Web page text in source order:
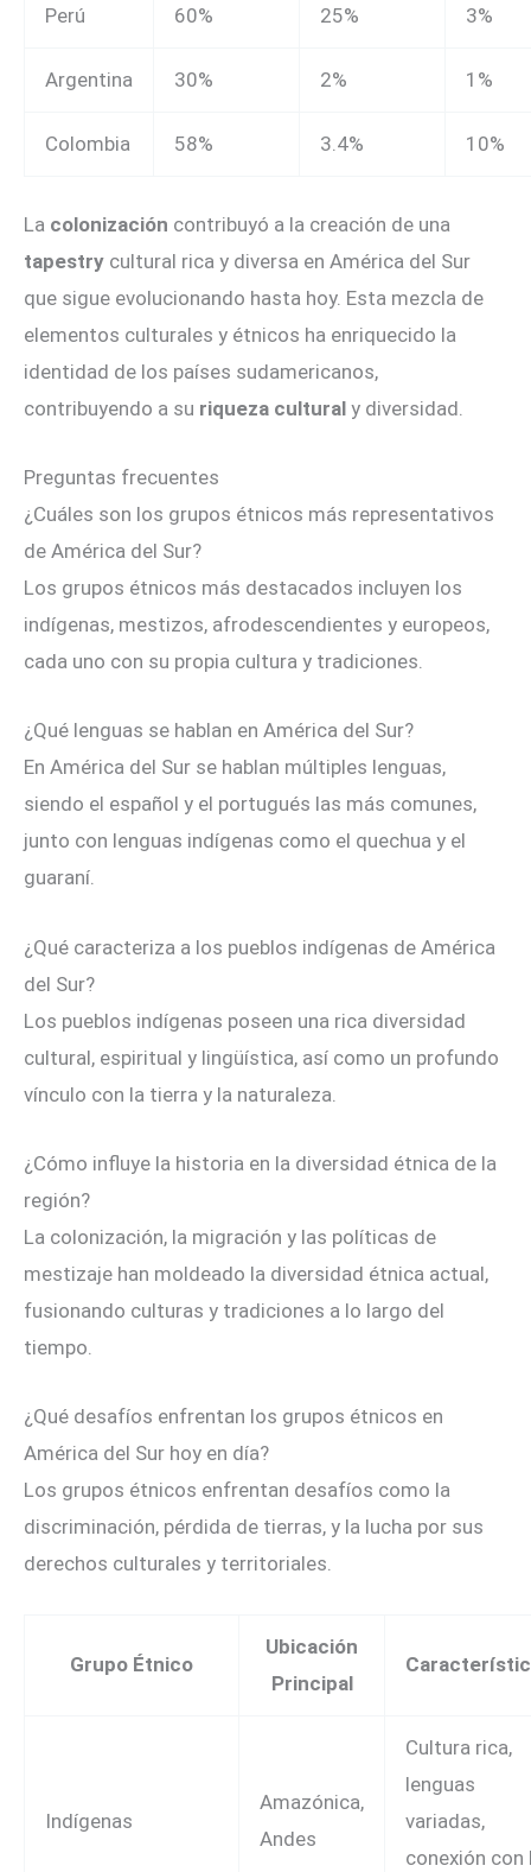
Perú 60% 25% 3%
Argentina 30% 2% 1%
Colombia 58% 3.4% 10%
La colonización contribuyó a la creación de una
tapestry cultural rica y diversa en América del Sur
que sigue evolucionando hasta hoy. Esta mezcla de
elementos culturales y étnicos ha enriquecido la
identidad de los países sudamericanos,
contribuyendo a su riqueza cultural y diversidad.
Preguntas frecuentes
¿Cuáles son los grupos étnicos más representativos
de América del Sur?
Los grupos étnicos más destacados incluyen los
indígenas, mestizos, afrodescendientes y europeos,
cada uno con su propia cultura y tradiciones.
¿Qué lenguas se hablan en América del Sur?
En América del Sur se hablan múltiples lenguas,
siendo el español y el portugués las más comunes,
junto con lenguas indígenas como el quechua y el
guaraní.
¿Qué caracteriza a los pueblos indígenas de América
del Sur?
Los pueblos indígenas poseen una rica diversidad
cultural, espiritual y lingüística, así como un profundo
vínculo con la tierra y la naturaleza.
¿Cómo influye la historia en la diversidad étnica de la
región?
La colonización, la migración y las políticas de
mestizaje han moldeado la diversidad étnica actual,
fusionando culturas y tradiciones a lo largo del
tiempo.
¿Qué desafíos enfrentan los grupos étnicos en
América del Sur hoy en día?
Los grupos étnicos enfrentan desafíos como la
discriminación, pérdida de tierras, y la lucha por sus
derechos culturales y territoriales.
Grupo Étnico
Ubicación
Principal
Indígenas
Amazónica,
Andes
Cultura rica,
lenguas
variadas,
conexión con